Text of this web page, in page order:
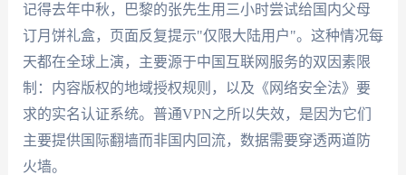
记得去年中秋，巴黎的张先生用三小时尝试给国内父母
订月饼礼盒，页面反复提示"仅限大陆用户"。这种情况每
天都在全球上演，主要源于中国互联网服务的双因素限
制：内容版权的地域授权规则，以及《网络安全法》要
求的实名认证系统。普通VPN之所以失效，是因为它们
主要提供国际翻墙而非国内回流，数据需要穿透两道防
火墙。